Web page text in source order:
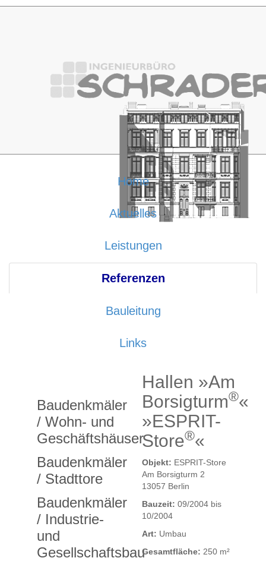
Home
Aktuelles
Leistungen
Referenzen
Bauleitung
Links
Baudenkmäler
/ Wohn- und
Geschäftshäuser
Baudenkmäler
/ Stadttore
Baudenkmäler
/ Industrie-
und
Gesellschaftsbau
Hallen »Am
Borsigturm®«
»ESPRIT-
Store®«
Objekt: ESPRIT-Store
Am Borsigturm 2
13057 Berlin
Bauzeit: 09/2004 bis
10/2004
Art: Umbau
Gesamtfläche: 250 m²